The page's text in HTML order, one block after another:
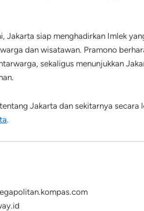
Jakarta siap menghadirkan Imlek
dan wisatawan. Pramono
sekaligus menunjukkan
Jakarta dan sekitarnya secara
.